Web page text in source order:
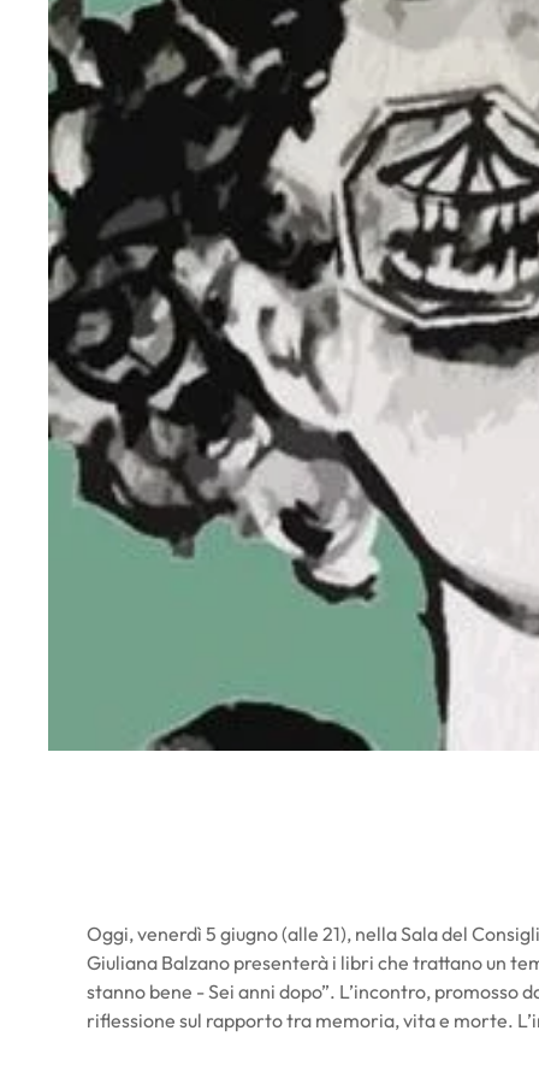
Oggi, venerdì 5 giugno (alle 21), nella Sala del
Giuliana Balzano presenterà i libri che trattano un
stanno bene - Sei anni dopo”. L’incontro, promosso
riflessione sul rapporto tra memoria, vita e morte.